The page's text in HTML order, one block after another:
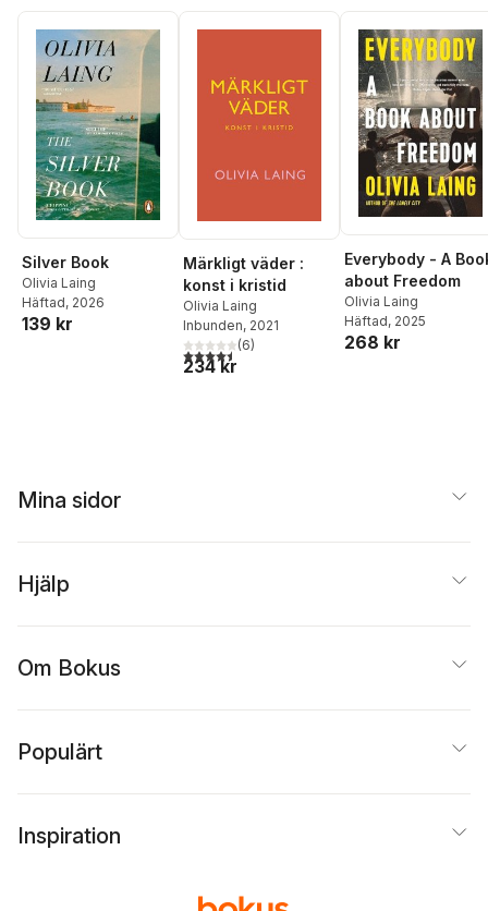
Silver Book
Olivia Laing
Häftad, 2026
139 kr
Märkligt väder :
konst i kristid
Olivia Laing
Inbunden, 2021
4,5utav 5 stjärnor. Totalt antal röster:
(6)
234 kr
Everybody - A
about Freedom
Olivia Laing
Häftad, 2025
268 kr
Mina sidor
Hjälp
Om Bokus
Populärt
Inspiration